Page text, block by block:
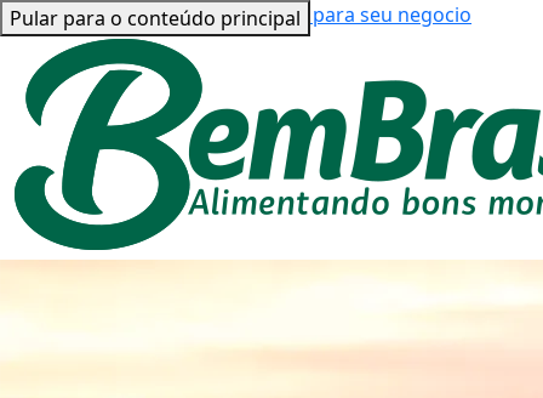
Pular para o conteúdo principal
Bem Brasil para vocêBem Brasil para seu negocio